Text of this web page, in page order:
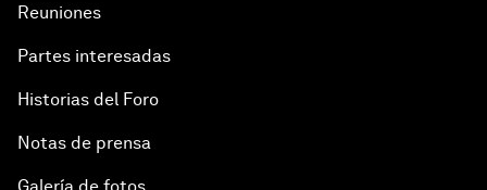
Reuniones
Partes interesadas
Historias del Foro
Notas de prensa